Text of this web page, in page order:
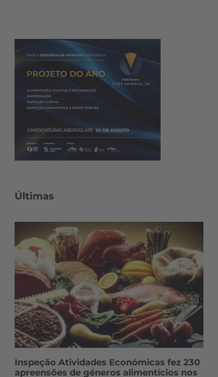
Últimas
Inspeção Atividades Económicas fez 230
apreensões de géneros alimentícios nos